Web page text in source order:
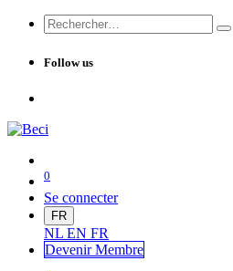
Follow us
0
Se connecter
FR
NL EN FR
Devenir Membre